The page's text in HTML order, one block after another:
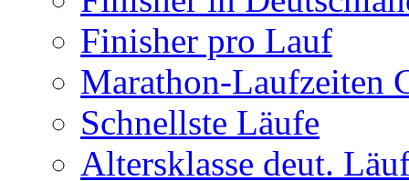
Finisher pro Lauf
Marathon-Laufzeiten
Schnellste Läufe
Altersklasse deut.